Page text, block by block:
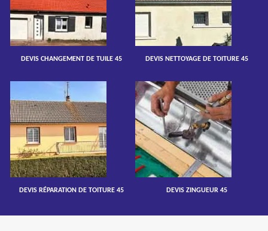
DEVIS CHANGEMENT DE TUILE 45 DEVIS NETTOYAGE DE TOITURE 45
DEVIS RÉPARATION DE TOITURE 45 DEVIS ZINGUEUR 45